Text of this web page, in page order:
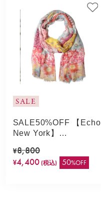
SALE
SALE50%OFF 【Echo
New York】
STOLE(CORAL)
¥8,800
¥4,400 (税込) 50%OFF